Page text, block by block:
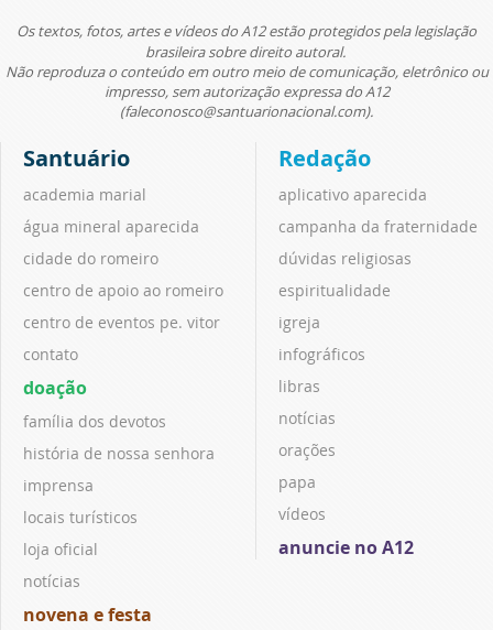
Os textos, fotos, artes e vídeos do A12 estão protegidos pela legislação
brasileira sobre direito autoral.
Não reproduza o conteúdo em outro meio de comunicação, eletrônico ou
impresso, sem autorização expressa do A12
(faleconosco@santuarionacional.com).
Santuário
academia marial
água mineral aparecida
cidade do romeiro
centro de apoio ao romeiro
centro de eventos pe. vitor
contato
doação
família dos devotos
história de nossa senhora
imprensa
locais turísticos
loja oficial
notícias
novena e festa
Redação
aplicativo aparecida
campanha da fraternidade
dúvidas religiosas
espiritualidade
igreja
infográficos
libras
notícias
orações
papa
vídeos
anuncie no A12